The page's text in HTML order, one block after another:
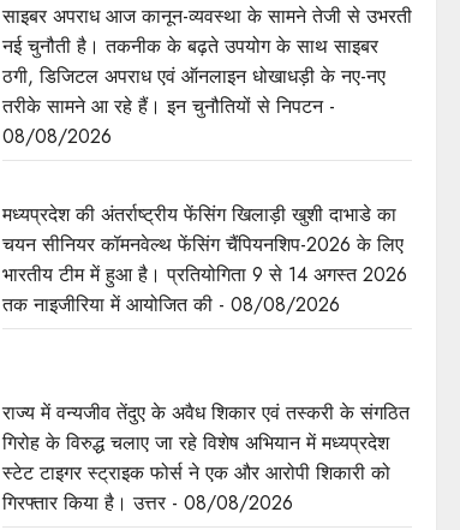
साइबर अपराध आज कानून-व्यवस्था के सामने तेजी से उभरती
नई चुनौती है। तकनीक के बढ़ते उपयोग के साथ साइबर
ठगी, डिजिटल अपराध एवं ऑनलाइन धोखाधड़ी के नए-नए
तरीके सामने आ रहे हैं। इन चुनौतियों से निपटन -
08/08/2026
मध्यप्रदेश की अंतर्राष्ट्रीय फेंसिंग खिलाड़ी खुशी दाभाडे का
चयन सीनियर कॉमनवेल्थ फेंसिंग चैंपियनशिप-2026 के लिए
भारतीय टीम में हुआ है। प्रतियोगिता 9 से 14 अगस्त 2026
तक नाइजीरिया में आयोजित की - 08/08/2026
राज्य में वन्यजीव तेंदुए के अवैध शिकार एवं तस्करी के संगठित
गिरोह के विरुद्ध चलाए जा रहे विशेष अभियान में मध्यप्रदेश
स्टेट टाइगर स्ट्राइक फोर्स ने एक और आरोपी शिकारी को
गिरफ्तार किया है। उत्तर - 08/08/2026